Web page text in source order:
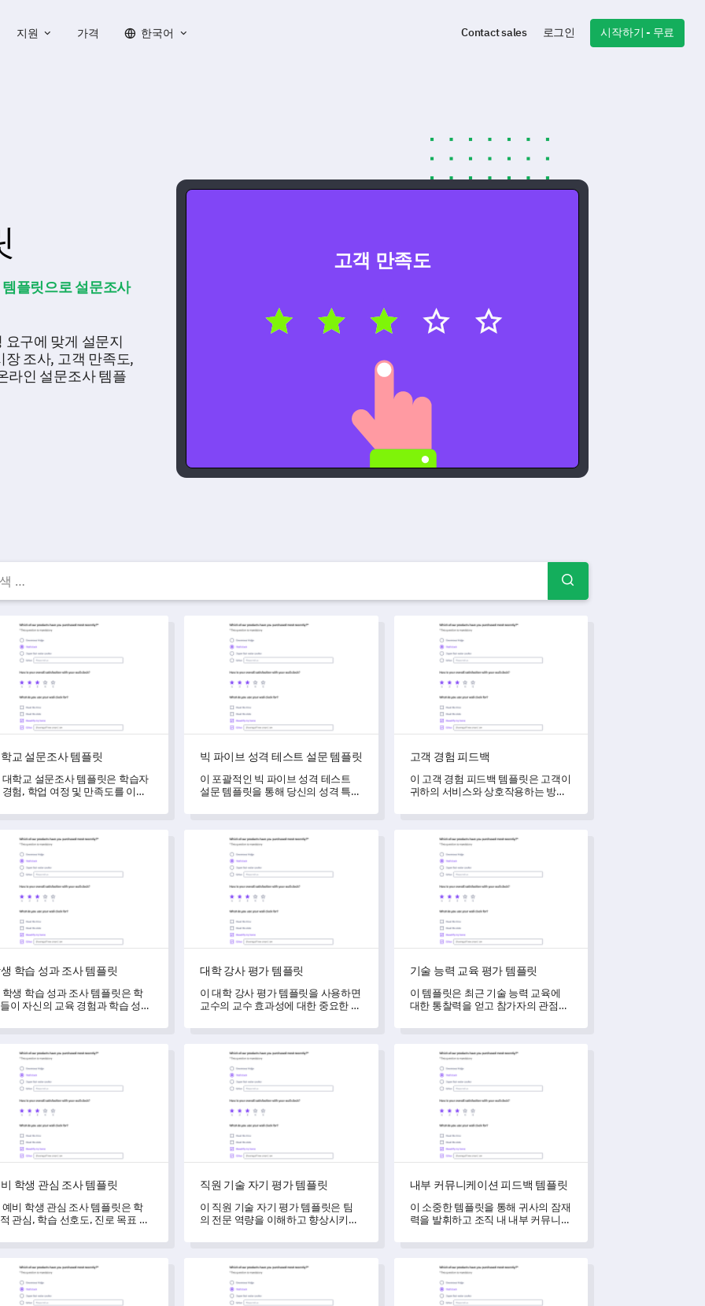
지원 가격 한국어 Contact sales 로그인 시작하기 - 무료
플릿으로 설문조사
구에 맞게 설문지
조사, 고객 만족도,
라인 설문조사 템플
고객 만족도
료 설문지 템플릿 — 설문지 예제 및 양식
교 설문조사 템플릿
교 설문조사 템플릿
대학교 설문조사 템플릿은 학습자
경험, 학업 여정 및 만족도를 이해
빅 파이브 성격 테스트 설문 템플릿
빅 파이브 성격 테스트 설문 템플릿
이 포괄적인 빅 파이브 성격 테스트
설문 템플릿을 통해 당신의 성격 특성
고객 경험 피드백
고객 경험 피드백
이 고객 경험 피드백 템플릿은 고객이
귀하의 서비스와 상호작용하는 방식
찰력을 생성하며, 서비스 개선에 대한
학습 성과 조사 템플릿
학습 성과 조사 템플릿
학생 학습 성과 조사 템플릿은 학
이 자신의 교육 경험과 학습 성과
록 도와줍니다.
대학 강사 평가 템플릿
대학 강사 평가 템플릿
이 대학 강사 평가 템플릿을 사용하면
교수의 교수 효과성에 대한 중요한 통
기술 능력 교육 평가 템플릿
기술 능력 교육 평가 템플릿
이 템플릿은 최근 기술 능력 교육에
대한 통찰력을 얻고 참가자의 관점과
학생 관심 조사 템플릿
학생 관심 조사 템플릿
예비 학생 관심 조사 템플릿은 학
관심, 학습 선호도, 진로 목표 및
수집하는 데 도움을 줍니다.
직원 기술 자기 평가 템플릿
직원 기술 자기 평가 템플릿
이 직원 기술 자기 평가 템플릿은 팀
의 전문 역량을 이해하고 향상시키는
내부 커뮤니케이션 피드백 템플릿
내부 커뮤니케이션 피드백 템플릿
이 소중한 템플릿을 통해 귀사의 잠재
력을 발휘하고 조직 내 내부 커뮤니케
검증 설문조사 템플릿 체육관 회원가입 양식 템플릿 졸업 퇴사 설문조사 템플릿